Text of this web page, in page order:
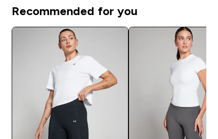
Recommended for you